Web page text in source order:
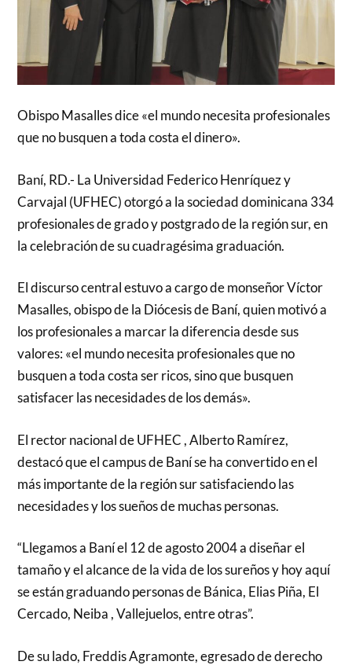
Obispo Masalles dice «el mundo necesita profesionales
que no busquen a toda costa el dinero».
Baní, RD.- La Universidad Federico Henríquez y
Carvajal (UFHEC) otorgó a la sociedad dominicana 334
profesionales de grado y postgrado de la región sur, en
la celebración de su cuadragésima graduación.
El discurso central estuvo a cargo de monseñor Víctor
Masalles, obispo de la Diócesis de Baní, quien motivó a
los profesionales a marcar la diferencia desde sus
valores: «el mundo necesita profesionales que no
busquen a toda costa ser ricos, sino que busquen
satisfacer las necesidades de los demás».
El rector nacional de UFHEC , Alberto Ramírez,
destacó que el campus de Baní se ha convertido en el
más importante de la región sur satisfaciendo las
necesidades y los sueños de muchas personas.
“Llegamos a Baní el 12 de agosto 2004 a diseñar el
tamaño y el alcance de la vida de los sureños y hoy aquí
se están graduando personas de Bánica, Elias Piña, El
Cercado, Neiba , Vallejuelos, entre otras”.
De su lado, Freddis Agramonte, egresado de derecho